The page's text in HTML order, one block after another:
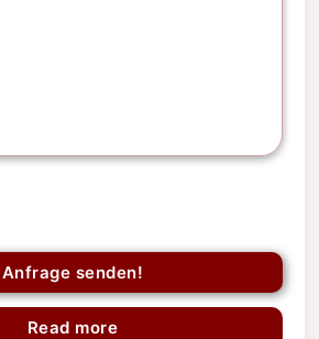
Anfrage senden!
Read more